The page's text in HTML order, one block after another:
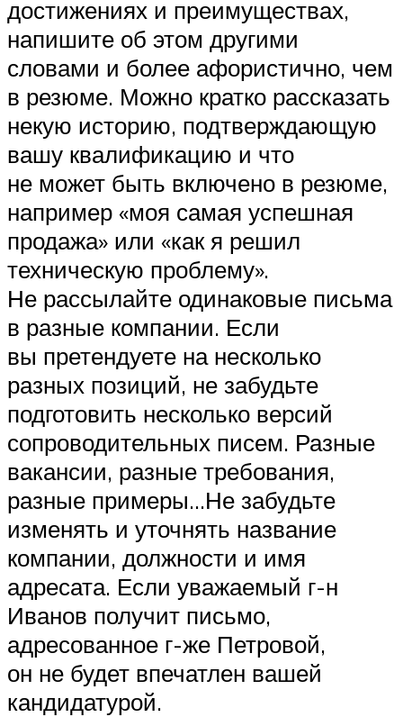
достижениях и преимуществах,
напишите об этом другими
словами и более афористично, чем
в резюме. Можно кратко рассказать
некую историю, подтверждающую
вашу квалификацию и что
не может быть включено в резюме,
например «моя самая успешная
продажа» или «как я решил
техническую проблему».
Не рассылайте одинаковые письма
в разные компании. Если
вы претендуете на несколько
разных позиций, не забудьте
подготовить несколько версий
сопроводительных писем. Разные
вакансии, разные требования,
разные примеры…Не забудьте
изменять и уточнять название
компании, должности и имя
адресата. Если уважаемый г-н
Иванов получит письмо,
адресованное г-же Петровой,
он не будет впечатлен вашей
кандидатурой.